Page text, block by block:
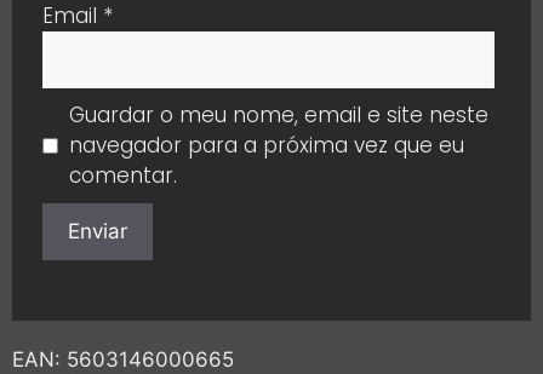
Email *
Guardar o meu nome, email e site neste
navegador para a próxima vez que eu
comentar.
EAN: 5603146000665